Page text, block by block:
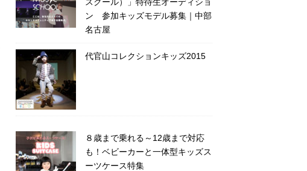
ン 参加キッズモデル募集｜中部
名古屋
代官山コレクションキッズ2015
８歳まで乗れる～12歳まで対応
も！ベビーカーと一体型キッズス
ーツケース特集